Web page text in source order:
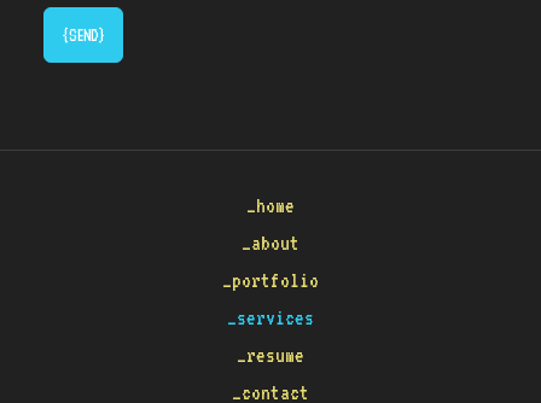
{SEND}
_home
_about
_portfolio
_services
_resume
_contact